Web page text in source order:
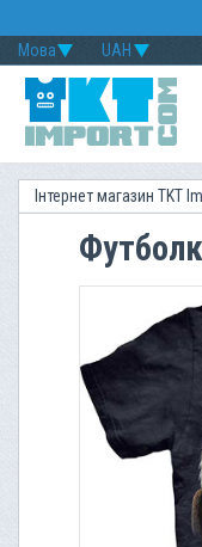
UAH
Мова
Інтернет магазин TKT